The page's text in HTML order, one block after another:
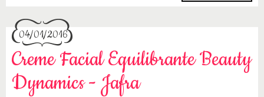
04/01/2016
Creme Facial Equilibrante Beauty
Dynamics - Jafra